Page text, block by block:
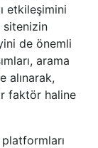
etkileşimini
sitenizin
de önemli
arama
alınarak,
faktör haline